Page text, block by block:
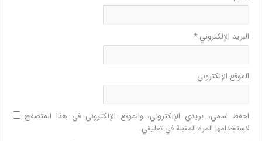
البريد الإلكتروني*
الموقع الإلكتروني
احفظ اسمي، بريدي الإلكتروني، والموقع الإلكتروني في هذا المتصفح
لاستخدامها المرة المقبلة في تعليقي.